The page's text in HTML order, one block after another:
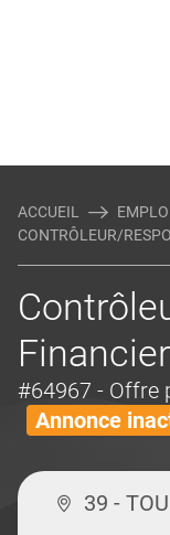
ACCUEIL
CONTRÔLEUR/
#64967 - Offre
Annonce
39 -